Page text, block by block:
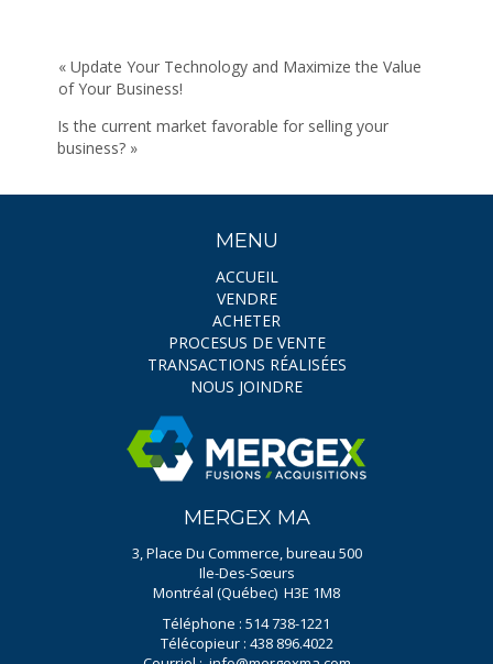
« Update Your Technology and Maximize the Value
of Your Business!
Is the current market favorable for selling your
business? »
MENU
ACCUEIL
VENDRE
ACHETER
PROCESUS DE VENTE
TRANSACTIONS RÉALISÉES
NOUS JOINDRE
MERGEX MA
3, Place Du Commerce, bureau 500
Ile-Des-Sœurs
Montréal (Québec) H3E 1M8
Téléphone : 514 738-1221
Télécopieur : 438 896.4022